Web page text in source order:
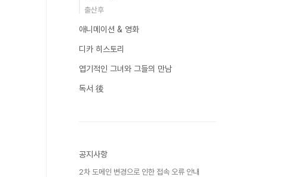
출산후
애니메이션 & 영화
디카 히스토리
엽기적인 그녀와 그들의 만남
독서 後
공지사항
2차 도메인 변경으로 인한 접속 오류 안내